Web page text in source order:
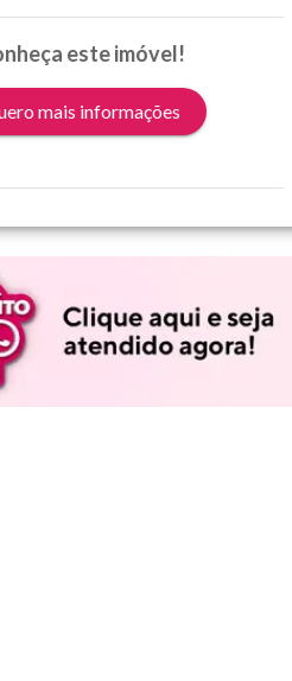
este imóvel!
mais informações